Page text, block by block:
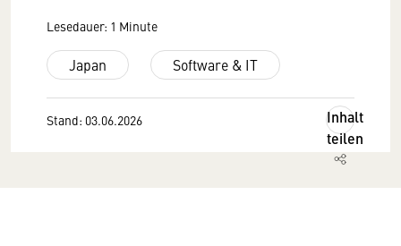
Lesedauer: 1 Minute
Japan Software & IT
Stand: 03.06.2026
Inhalt
teilen